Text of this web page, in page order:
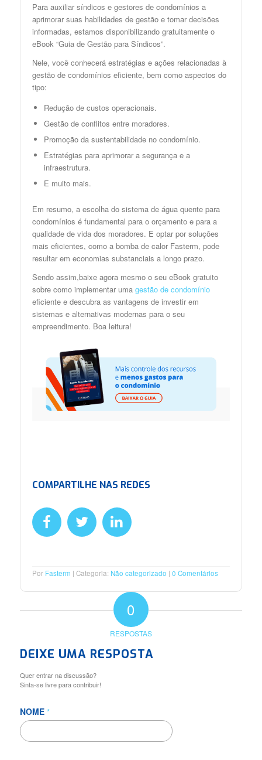
Para auxiliar síndicos e gestores de condomínios a
aprimorar suas habilidades de gestão e tomar decisões
informadas, estamos disponibilizando gratuitamente o
eBook “Guia de Gestão para Síndicos”.
Nele, você conhecerá estratégias e ações relacionadas à
gestão de condomínios eficiente, bem como aspectos do
tipo:
Redução de custos operacionais.
Gestão de conflitos entre moradores.
Promoção da sustentabilidade no condomínio.
Estratégias para aprimorar a segurança e a
infraestrutura.
E muito mais.
Em resumo, a escolha do sistema de água quente para
condomínios é fundamental para o orçamento e para a
qualidade de vida dos moradores. E optar por soluções
mais eficientes, como a bomba de calor Fasterm, pode
resultar em economias substanciais a longo prazo.
Sendo assim,baixe agora mesmo o seu eBook gratuito
sobre como implementar uma gestão de condomínio
eficiente e descubra as vantagens de investir em
sistemas e alternativas modernas para o seu
empreendimento. Boa leitura!
COMPARTILHE NAS REDES
Por Fasterm Categoria: Não categorizado 0 Comentários
0
RESPOSTAS
DEIXE UMA RESPOSTA
Quer entrar na discussão?
Sinta-se livre para contribuir!
NOME *